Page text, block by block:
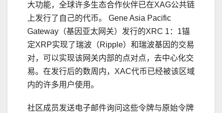
大功能，全球许多生态合作伙伴已在XAG公共链
上发行了自己的代币。 Gene Asia Pacific
Gateway（基因亚太网关）发行的XRC 1：1锚
定XRP实现了瑞波（Ripple）和瑞波基因的交易
对，可以实现该网关内部的点对点，去中心化交
易。在发行后的数周内，XAC代币已经被该区域
内的许多用户使用。
社区成员发送电子邮件询问这些令牌与原始令牌